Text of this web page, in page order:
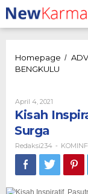
Lewati
ke
konten
Homepage /
BENGKULU
Surga
April 4, 2021
Redaksi234
Kisah
Surga
Redaksi234 -